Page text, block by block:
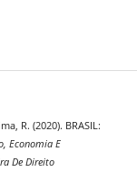
R. (2020). BRASIL:
Economia E
De Direito